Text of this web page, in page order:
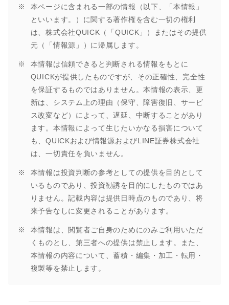
本ページに含まれる一部の情報（以下、「本情報」
といいます。）に関する著作権を含む一切の権利
は、株式会社QUICK（「QUICK」）またはその提供
元（「情報源」）に帰属します。
本情報は信頼できると判断される情報をもとに
QUICKが提供したものですが、その正確性、完全性
を保証するものではありません。本情報の表示、更
新は、システム上の理由（保守、障害復旧、サービ
ス改変など）によって、遅延、中断することがあり
ます。本情報によって生じたいかなる損害について
も、QUICKおよび情報源およびLINE証券株式会社
は、一切責任を負いません。
本情報は投資判断の参考としての提供を目的として
いるものであり、投資勧誘を目的にしたものではあ
りません。記載内容は提供日時点のものであり、将
来予告なしに変更されることがあります。
本情報は、閲覧者ご自身のためにのみご利用いただ
くものとし、第三者への提供は禁止します。また、
本情報の内容について、蓄積・編集・加工・転用・
複製等を禁止します。